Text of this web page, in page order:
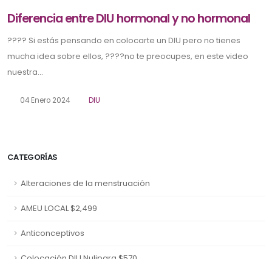
CATEGORÍAS
Alteraciones de la menstruación
AMEU LOCAL $2,499
Anticonceptivos
Diferencia entre DIU hormonal y no hormonal
???? Si estás pensando en colocarte un DIU pero no tienes
mucha idea sobre ellos, ????no te preocupes, en este video
nuestra...
04 Enero 2024 DIU